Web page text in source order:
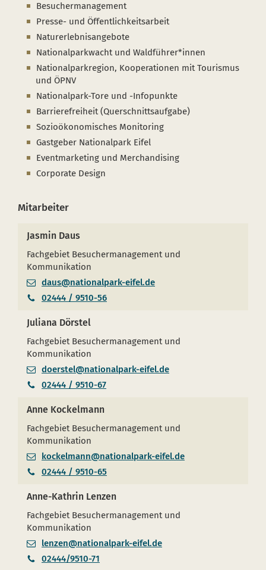
Besuchermanagement
Presse- und Öffentlichkeitsarbeit
Naturerlebnisangebote
Nationalparkwacht und Waldführer*innen
Nationalparkregion, Kooperationen mit Tourismus
und ÖPNV
Nationalpark-Tore und -Infopunkte
Barrierefreiheit (Querschnittsaufgabe)
Sozioökonomisches Monitoring
Gastgeber Nationalpark Eifel
Eventmarketing und Merchandising
Corporate Design
Mitarbeiter
Jasmin Daus
Fachgebiet Besuchermanagement und
Kommunikation
daus@nationalpark-eifel.de
02444 / 9510-56
Juliana Dörstel
Fachgebiet Besuchermanagement und
Kommunikation
doerstel@nationalpark-eifel.de
02444 / 9510-67
Anne Kockelmann
Fachgebiet Besuchermanagement und
Kommunikation
kockelmann@nationalpark-eifel.de
02444 / 9510-65
Anne-Kathrin Lenzen
Fachgebiet Besuchermanagement und
Kommunikation
lenzen@nationalpark-eifel.de
02444/9510-71